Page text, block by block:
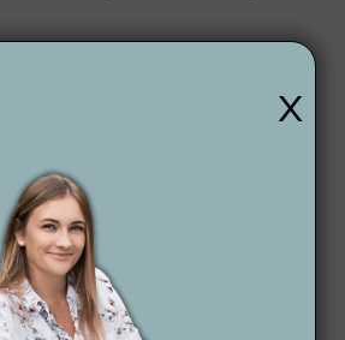
– otrzymujesz
zakresu usług związanych
ogrodu.
szkicujemy pierwsze pomysły,
zarys projektu.
dzienne i nocne – zobaczysz
x